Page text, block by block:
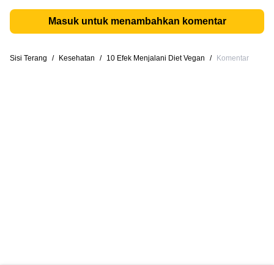
Masuk untuk menambahkan komentar
Sisi Terang / Kesehatan / 10 Efek Menjalani Diet Vegan / Komentar